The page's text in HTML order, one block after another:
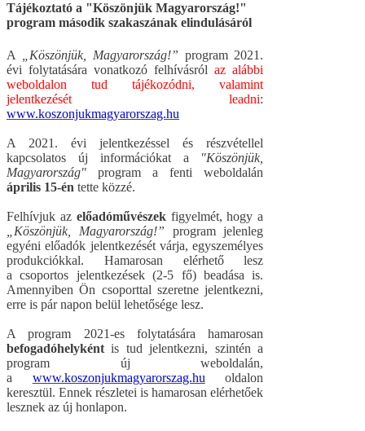
Tájékoztató a "Köszönjük Magyarország!"
program második szakaszának elindulásáról
A „Köszönjük, Magyarország!” program 2021.
évi folytatására vonatkozó felhívásrólaz alábbi
weboldalon tud tájékozódni, valamint
jelentkezését leadni:
www.koszonjukmagyarorszag.hu
A 2021. évi jelentkezéssel és részvétellel
kapcsolatos új információkat a "Köszönjük,
Magyarország" program a fenti weboldalán
április 15-én tette közzé.
Felhívjuk az előadóművészekfigyelmét, hogy a
„Köszönjük, Magyarország!” program jelenleg
egyéni előadók jelentkezését várja, egyszemélyes
produkciókkal. Hamarosan elérhető lesz
a csoportos jelentkezések (2-5 fő) beadása is.
Amennyiben Ön csoporttal szeretne jelentkezni,
erre is pár napon belül lehetősége lesz.
A program 2021-es folytatására hamarosan
befogadóhelyként is tud jelentkezni, szintén a
program új weboldalán,
a www.koszonjukmagyarorszag.hu
oldalon
keresztül. Ennek részletei is hamarosan elérhetőek
lesznek az új honlapon.